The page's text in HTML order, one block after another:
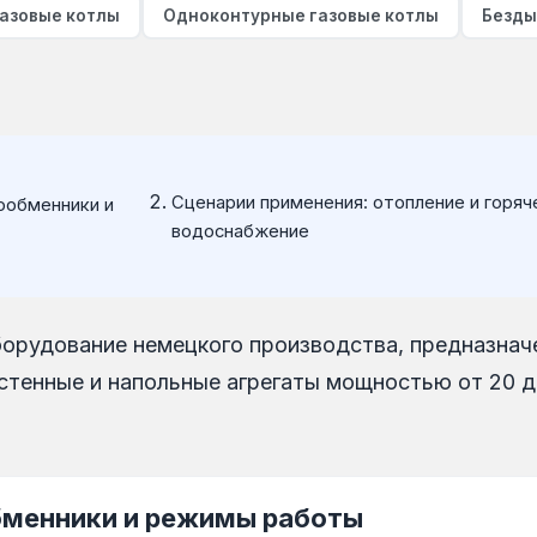
котлы Одноконтурные газовые котлы
и
Сценарии применения: отопление и
водоснабжение
немецкого производства,
и напольные агрегаты мощностью от 20
и режимы работы